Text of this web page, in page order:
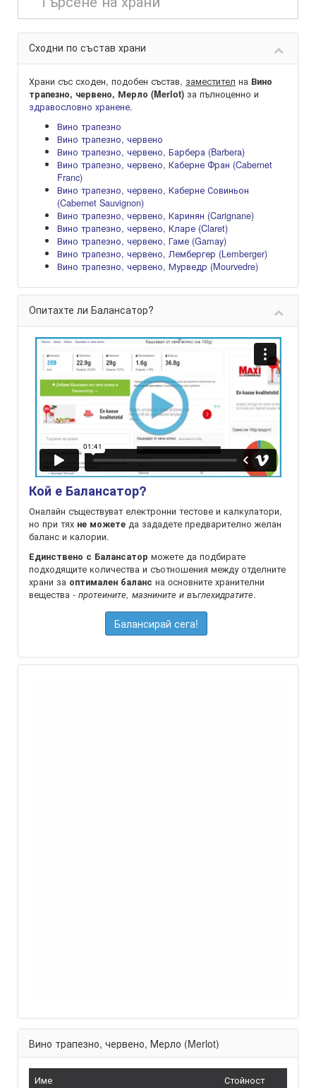
Сходни по състав храни
Храни със сходен, подобен състав, заместител на Вино
трапезно, червено, Мерло (Merlot) за пълноценно и
здравословно хранене.
Вино трапезно
Вино трапезно, червено
Вино трапезно, червено, Барбера (Barbera)
Вино трапезно, червено, Каберне Фран (Cabernet
Franc)
Вино трапезно, червено, Каберне Совиньон
(Cabernet Sauvignon)
Вино трапезно, червено, Каринян (Carignane)
Вино трапезно, червено, Кларе (Claret)
Вино трапезно, червено, Гаме (Gamay)
Вино трапезно, червено, Лембергер (Lemberger)
Вино трапезно, червено, Мурведр (Mourvedre)
Опитахте ли Балансатор?
Кой е Балансатор?
Оналайн съществуват електронни тестове и калкулатори,
но при тях не можете да зададете предварително желан
баланс и калории.
Единствено с Балансатор можете да подбирате
подходящите количества и съотношения между отделните
храни за оптимален баланс на oсновните хранителни
вещества - протеините, мазнините и въглехидратите.
Балансирай сега!
Вино трапезно, червено, Мерло (Merlot)
Име Стойност